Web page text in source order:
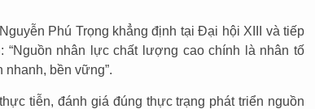
Phú Trọng khẳng định tại Đại hội XIII và tiếp
nhân lực chất lượng cao chính là nhân tố
nhanh, bền vững”.
tiễn, đánh giá đúng thực trạng phát triển nguồn